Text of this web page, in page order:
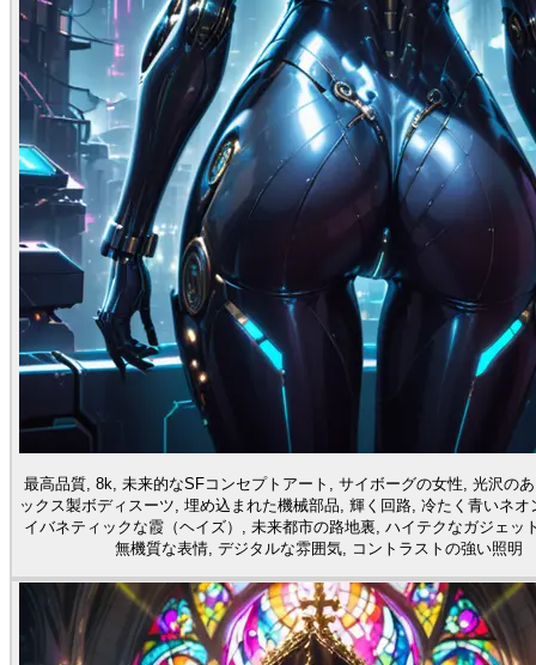
最高品質, 8k, 未来的なSFコンセプトアート, サイボーグの女性, 光沢の
ックス製ボディスーツ, 埋め込まれた機械部品, 輝く回路, 冷たく青いネオ
イバネティックな霞（ヘイズ）, 未来都市の路地裏, ハイテクなガジェッ
無機質な表情, デジタルな雰囲気, コントラストの強い照明